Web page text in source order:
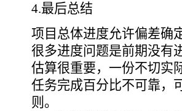
4.最后总结
项目总体进度允许偏差确
很多进度问题是前期没有
估算很重要，一份不切实
任务完成百分比不可靠，
则。